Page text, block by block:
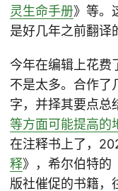
灵生命手册》等。
是好几年之前翻译
今年在编辑上花费
不是太多。合作了
字，并择其要点总
等方面可能提高的
在注释书上了，
释》，希尔伯特的
版社催促的书籍，